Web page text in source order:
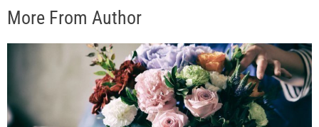
More From Author